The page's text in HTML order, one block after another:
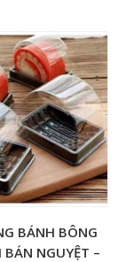
BÁNH BÔNG
BÁN NGUYỆT –